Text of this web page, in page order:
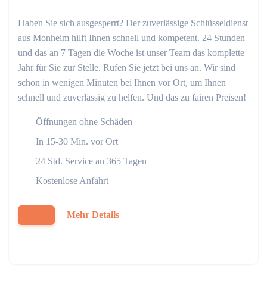
Haben Sie sich ausgesperrt? Der zuverlässige Schlüsseldienst
aus Monheim hilft Ihnen schnell und kompetent. 24 Stunden
und das an 7 Tagen die Woche ist unser Team das komplette
Jahr für Sie zur Stelle. Rufen Sie jetzt bei uns an. Wir sind
schon in wenigen Minuten bei Ihnen vor Ort, um Ihnen
schnell und zuverlässig zu helfen. Und das zu fairen Preisen!
Öffnungen ohne Schäden
In 15-30 Min. vor Ort
24 Std. Service an 365 Tagen
Kostenlose Anfahrt
Mehr Details